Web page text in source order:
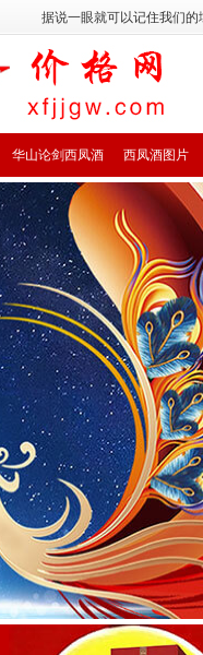
据说一眼就可以记住我们
华山论剑西凤酒 西凤酒图片